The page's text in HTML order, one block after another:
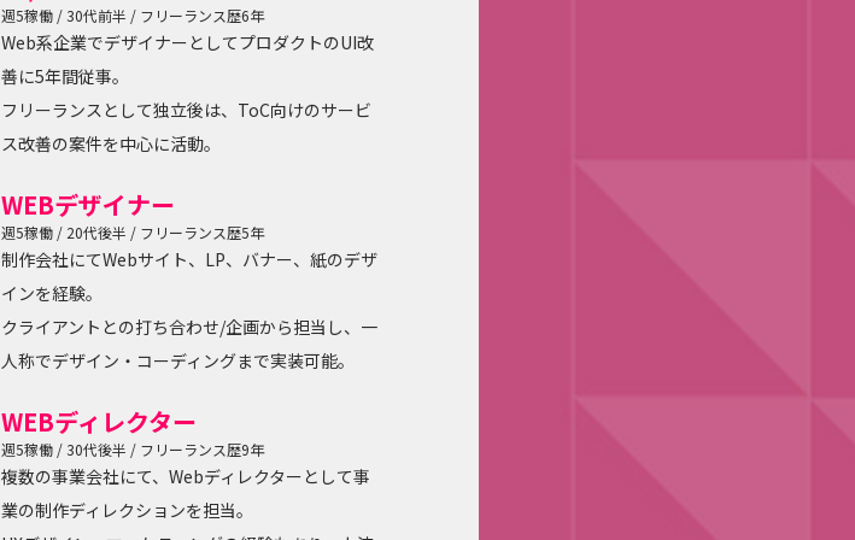
週5稼働 / 30代前半 / フリーランス歴6年
Web系企業でデザイナーとしてプロダクトのUI改
善に5年間従事。
フリーランスとして独立後は、ToC向けのサービ
ス改善の案件を中心に活動。
WEBデザイナー
週5稼働 / 20代後半 / フリーランス歴5年
制作会社にてWebサイト、LP、バナー、紙のデザ
インを経験。
クライアントとの打ち合わせ/企画から担当し、一
人称でデザイン・コーディングまで実装可能。
WEBディレクター
週5稼働 / 30代後半 / フリーランス歴9年
複数の事業会社にて、Webディレクターとして事
業の制作ディレクションを担当。